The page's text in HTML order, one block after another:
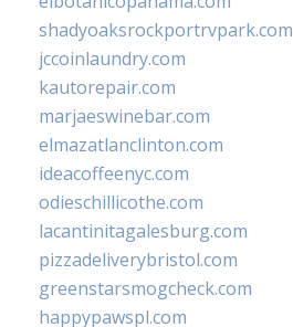
shadyoaksrockportrvpark.com
jccoinlaundry.com
kautorepair.com
marjaeswinebar.com
elmazatlanclinton.com
ideacoffeenyc.com
odieschillicothe.com
lacantinitagalesburg.com
pizzadeliverybristol.com
greenstarsmogcheck.com
happypawspl.com